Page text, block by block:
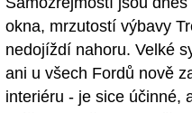
okna, mrzutostí výbavy
nedojíždí nahoru. Velké
ani u všech Fordů nově
interiéru - je sice účinné,